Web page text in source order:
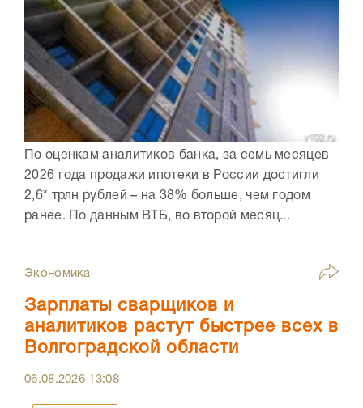
По оценкам аналитиков банка, за семь месяцев
2026 года продажи ипотеки в России достигли
2,6* трлн рублей – на 38% больше, чем годом
ранее. По данным ВТБ, во второй месяц...
Экономика
Зарплаты сварщиков и
аналитиков растут быстрее всех в
Волгоградской области
06.08.2026 13:08